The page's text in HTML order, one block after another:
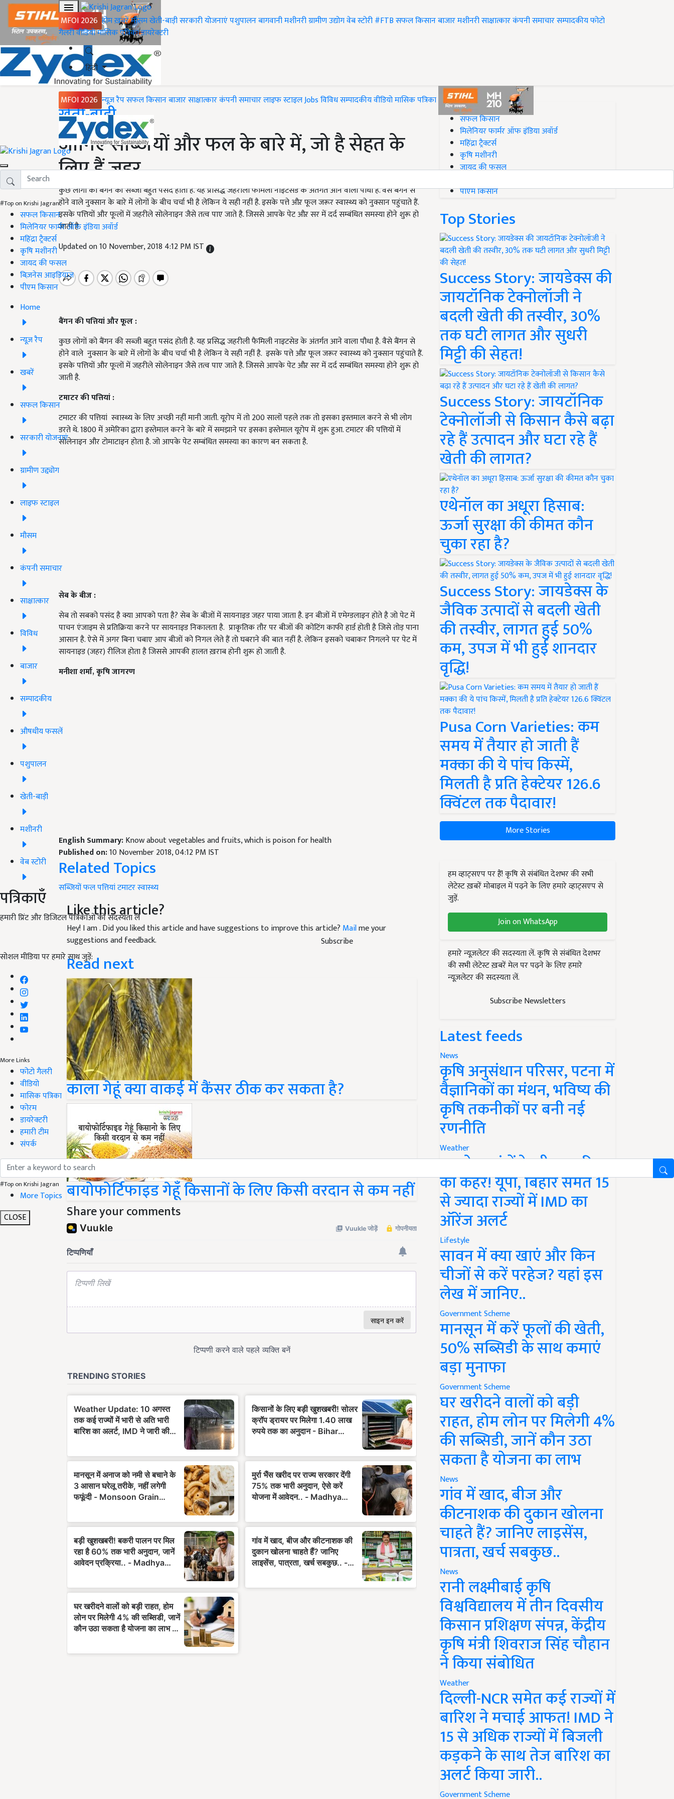
MFOI 2026 होमख़बरेंमौसमखेती-बाड़ीसरकारी योजनाएंपशुपालनबागवानीमशीनरीग्रामीण उद्योगवेब स्टोरी#FTBसफल किसानबाजारमशीनरीसाक्षात्कारकंपनी समाचारसम्पादकीयफोटो
गैलरीवीडियोमासिक पत्रिकाडायरेक्टरी
हिंदी
MFOI 2026 न्यूज़ रैपसफल किसानबाजारसाक्षात्कारकंपनी समाचारलाइफ स्टाइलJobsविविधसम्पादकीयवीडियोमासिक पत्रिका
#Top on Krishi Jagran
सफल किसान
मिलेनियर फार्मर ऑफ इंडिया अवॉर्ड
महिंद्रा ट्रैक्टर्स
कृषि मशीनरी
जायद की फसल
बिज़नेस आइडियाज
पीएम किसान
Home
न्यूज़ रैप
खबरें
सफल किसान
सरकारी योजनाएं
ग्रामीण उद्द्योग
लाइफ स्टाइल
मौसम
कंपनी समाचार
साक्षात्कार
विविध
बाजार
सम्पादकीय
औषधीय फसलें
पशुपालन
खेती-बाड़ी
मशीनरी
वेब स्टोरी
पत्रिकाएँ
हमारी प्रिंट और डिजिटल पत्रिकाओं की सदस्यता लें
Subscribe
सोशल मीडिया पर हमारे साथ जुड़ें:
More Links
फोटो गैलरी
वीडियो
मासिक पत्रिका
फोरम
डायरेक्टरी
हमारी टीम
संपर्क
#Top on Krishi Jagran
More Topics
CLOSE
Home
खेती-बाड़ी
जानिए सब्ज़ियों और फल के बारे में, जो है सेहत के
लिए हैं ज़हर
कुछ लोगों को बैंगन की सब्ज़ी बहुत पसंद होती है. यह प्रसिद्ध जहरीली फैमिली नाइटसेड के अंतर्गत आने वाला पौधा है. वैसे बैंगन से
होने वाले नुक्सान के बारे में लोगों के बीच चर्चा भी है लेकिन ये सही नहीं है. इसके पत्ते औऱ फूल जरूर स्वास्थ्य को नुक्सान पहुंचाते हैं.
इसके पत्तियों और फूलों में जहरीले सोलेनाइन जैसे तत्व पाए जाते है. जिससे आपके पेट औऱ सर में दर्द सम्बंधित समस्या होने शुरू हो
जाती है.
Updated on 10 November, 2018 4:12 PM IST
बैंगनकीपत्तियांऔरफूल:
कुछ लोगों को बैंगन की सब्ज़ी बहुत पसंद होती है. यह प्रसिद्ध जहरीली फैमिली नाइटसेड के अंतर्गत आने वाला पौधा है. वैसे बैंगन से
होने वाले नुक्सान के बारे में लोगों के बीच चर्चा भी है लेकिन ये सही नहीं है. इसके पत्ते औऱ फूल जरूर स्वास्थ्य को नुक्सान पहुंचाते हैं.
इसके पत्तियों और फूलों में जहरीले सोलेनाइन जैसे तत्व पाए जाते है. जिससे आपके पेट औऱ सर में दर्द सम्बंधित समस्या होने शुरू हो
जाती है.
टमाटरकीपत्तियां:
टमाटर की पत्तियां स्वास्थ्य के लिए अच्छी नहीं मानी जाती. यूरोप में तो 200 सालों पहले तक तो इसका इस्तमाल करने से भी लोग
डरते थे. 1800 में अमेरिका द्वारा इस्तेमाल करने के बारे में समझाने पर इसका इस्तेमाल यूरोप में शुरू हुआ. टमाटर की पत्तियों में
सोलेनाइन और टोमाटाइन होता है. जो आपके पेट सम्बंधित समस्या का कारण बन सकता है.
सेबकेबीज:
सेब तो सबको पसंद है क्या आपको पता है? सेब के बीजों में सायनाइड जहर पाया जाता है. इन बीजों में एमेग्डलाइन होते है जो पेट में
पाचन एंजाइम से प्रतिक्रिया करने पर सायनाइड निकालता है. प्राकृतिक तौर पर बीजों की कोटिंग काफी हार्ड होती है जिसे तोड़ पाना
आसान है. ऐसे में अगर बिना चबाए आप बीजों को निगल लेते हैं तो घबराने की बात नहीं है. लेकिन इसको चबाकर निगलने पर पेट में
सायनाइड (जहर) रीलिज होता है जिससे आपकी हालत ख़राब होनी शुरू हो जाती है.
मनीशाशर्मा,कृषिजागरण
English Summary:Know about vegetables and fruits, which is poison for health
Published on:10 November 2018, 04:12 PM IST
Related Topics
सब्ज़ियोंफलपत्तियांटमाटरस्वास्थ्य
Like this article?
Hey! I am. Did you liked this article and have suggestions to improve this article? Mailme your
suggestions and feedback.
Read next
काला गेहूं क्या वाकई में कैंसर ठीक कर सकता है?
बायोफोर्टिफाइड गेहूँ किसानों के लिए किसी वरदान से कम नहीं
Share your comments
#Top on Krishi Jagran
सफल किसान
मिलेनियर फार्मर ऑफ इंडिया अवॉर्ड
महिंद्रा ट्रैक्टर्स
कृषि मशीनरी
जायद की फसल
पीएम किसान
Top Stories
Success Story: जायडेक्स की
जायटॉनिक टेक्नोलॉजी ने
बदली खेती की तस्वीर, 30%
तक घटी लागत और सुधरी
मिट्टी की सेहत!
Success Story: जायटॉनिक
टेक्नोलॉजी से किसान कैसे बढ़ा
रहे हैं उत्पादन और घटा रहे हैं
खेती की लागत?
एथेनॉल का अधूरा हिसाब:
ऊर्जा सुरक्षा की कीमत कौन
चुका रहा है?
Success Story: जायडेक्स के
जैविक उत्पादों से बदली खेती
की तस्वीर, लागत हुई 50%
कम, उपज में भी हुई शानदार
वृद्धि!
Pusa Corn Varieties: कम
समय में तैयार हो जाती हैं
मक्का की ये पांच किस्में,
मिलती है प्रति हेक्टेयर 126.6
क्विंटल तक पैदावार!
More Stories
हम व्हाट्सएप पर हैं! कृषि से संबंधित देशभर की सभी
लेटेस्ट ख़बरें मोबाइल में पढ़ने के लिए हमारे व्हाट्सएप से
जुड़ें.
Join on WhatsApp
हमारे न्यूज़लेटर की सदस्यता लें. कृषि से संबंधित देशभर
की सभी लेटेस्ट ख़बरें मेल पर पढ़ने के लिए हमारे
न्यूज़लेटर की सदस्यता लें.
Subscribe Newsletters
Latest feeds
News
कृषि अनुसंधान परिसर, पटना में
वैज्ञानिकों का मंथन, भविष्य की
कृषि तकनीकों पर बनी नई
रणनीति
Weather
अगले 12 घंटों के भीतर बारिश
का कहर! यूपी, बिहार समेत 15
से ज्यादा राज्यों में IMD का
ऑरेंज अलर्ट
Lifestyle
सावन में क्या खाएं और किन
चीजों से करें परहेज? यहां इस
लेख में जानिए..
Government Scheme
मानसून में करें फूलों की खेती,
50% सब्सिडी के साथ कमाएं
बड़ा मुनाफा
Government Scheme
घर खरीदने वालों को बड़ी
राहत, होम लोन पर मिलेगी 4%
की सब्सिडी, जानें कौन उठा
सकता है योजना का लाभ
News
गांव में खाद, बीज और
कीटनाशक की दुकान खोलना
चाहते हैं? जानिए लाइसेंस,
पात्रता, खर्च सबकुछ..
News
रानी लक्ष्मीबाई कृषि
विश्वविद्यालय में तीन दिवसीय
किसान प्रशिक्षण संपन्न, केंद्रीय
कृषि मंत्री शिवराज सिंह चौहान
ने किया संबोधित
Weather
दिल्ली-NCR समेत कई राज्यों में
बारिश ने मचाई आफत! IMD ने
15 से अधिक राज्यों में बिजली
कड़कने के साथ तेज बारिश का
अलर्ट किया जारी..
Government Scheme